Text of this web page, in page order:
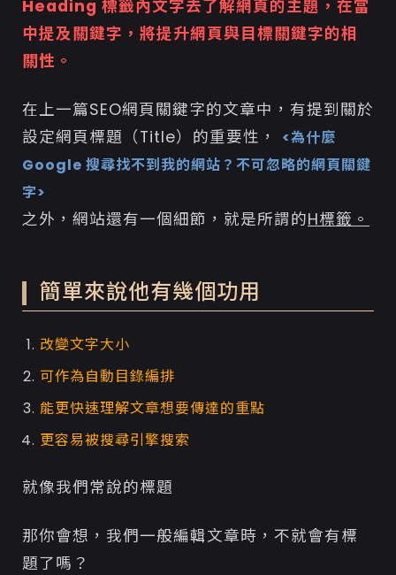
Heading 標籤內文字去了解網頁的主題，在當
中提及關鍵字，將提升網頁與目標關鍵字的相
關性。
在上一篇SEO網頁關鍵字的文章中，有提到關於
設定網頁標題（Title）的重要性， <為什麼
Google 搜尋找不到我的網站？不可忽略的網頁關鍵
字>
之外，網站還有一個細節，就是所謂的H標籤。
簡單來說他有幾個功用
改變文字大小
可作為自動目錄編排
能更快速理解文章想要傳達的重點
更容易被搜尋引擎搜索
就像我們常說的標題
那你會想，我們一般編輯文章時，不就會有標
題了嗎？